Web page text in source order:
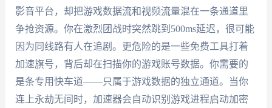
影音平台，却把游戏数据流和视频流量混在一条通道里
争抢资源。你在激烈团战时突然跳到500ms延迟，很可能
因为同线路有人在追剧。更危险的是一些免费工具打着
加速旗号，背后却在扫描你的游戏账号数据。你需要的
是条专用快车道——只属于游戏数据的独立通道。当你
连上永劫无间时，加速器会自动识别游戏进程启动加密